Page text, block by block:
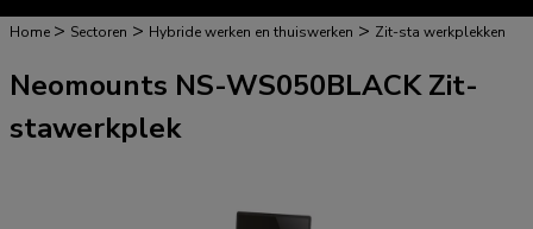
Home > Sectoren > Hybride werken en thuiswerken > Zit-sta werkplekken
Neomounts NS-WS050BLACK Zit-
stawerkplek